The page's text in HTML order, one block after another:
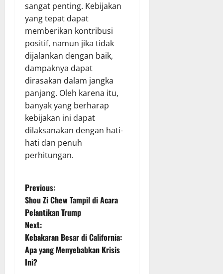
sangat penting. Kebijakan
yang tepat dapat
memberikan kontribusi
positif, namun jika tidak
dijalankan dengan baik,
dampaknya dapat
dirasakan dalam jangka
panjang. Oleh karena itu,
banyak yang berharap
kebijakan ini dapat
dilaksanakan dengan hati-
hati dan penuh
perhitungan.
P
o
s
t
Previous:
Shou Zi Chew Tampil di Acara
Pelantikan Trump
Next:
Kebakaran Besar di California:
Apa yang Menyebabkan Krisis
Ini?